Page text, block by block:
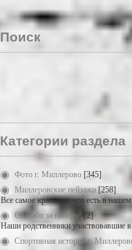
Поиск
Категории раздела
Фото г. Миллерово [345]
Миллеровские пейзажи [258]
Все самое красивое, что есть в
Спасибо за победу! [2]
Наши родственники
Спортивная история г.